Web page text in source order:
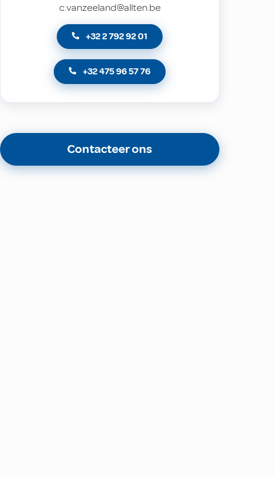
c.vanzeeland@allten.be
+32 2 792 92 01
+32 475 96 57 76
Contacteer ons